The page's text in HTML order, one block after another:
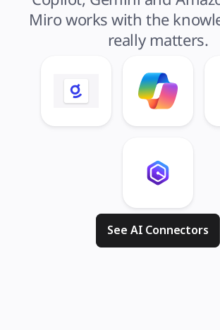
Miro works with the
really matters.
See AI Connectors